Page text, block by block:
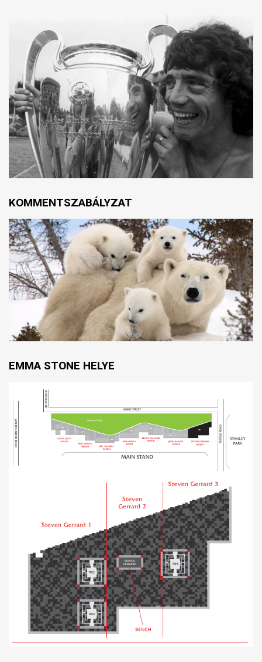
KOMMENTSZABÁLYZAT
EMMA STONE HELYE